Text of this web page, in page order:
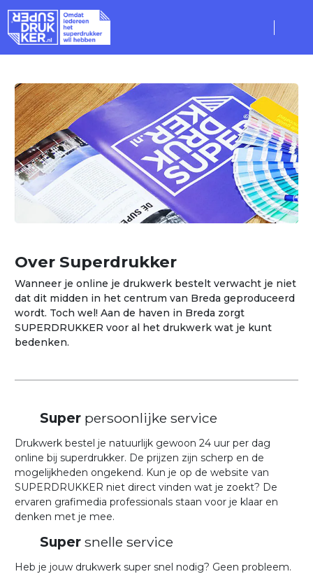
Over Superdrukker
Wanneer je online je drukwerk bestelt verwacht je niet
dat dit midden in het centrum van Breda geproduceerd
wordt. Toch wel! Aan de haven in Breda zorgt
SUPERDRUKKER voor al het drukwerk wat je kunt
bedenken.
Super persoonlijke service
Drukwerk bestel je natuurlijk gewoon 24 uur per dag
online bij superdrukker. De prijzen zijn scherp en de
mogelijkheden ongekend. Kun je op de website van
SUPERDRUKKER niet direct vinden wat je zoekt? De
ervaren grafimedia professionals staan voor je klaar en
denken met je mee.
Super snelle service
Heb je jouw drukwerk super snel nodig? Geen probleem.